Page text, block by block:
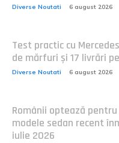
Diverse Noutati 6 august 2026
Test practic cu
de mărfuri și 17 livrări
Diverse Noutati 6 august 2026
Românii optează
modele sedan recent
iulie 2026